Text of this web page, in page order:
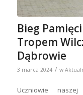
Bieg
Tropem
Dąbrowie
3 marca 2024 / w
Uczniowie